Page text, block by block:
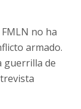
no ha
armado.
guerrilla de